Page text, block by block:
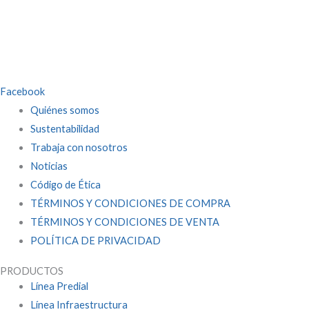
Facebook
Quiénes somos
Sustentabilidad
Trabaja con nosotros
Noticias
Código de Ética
TÉRMINOS Y CONDICIONES DE COMPRA
TÉRMINOS Y CONDICIONES DE VENTA
POLÍTICA DE PRIVACIDAD
PRODUCTOS
Línea Predial
Línea Infraestructura